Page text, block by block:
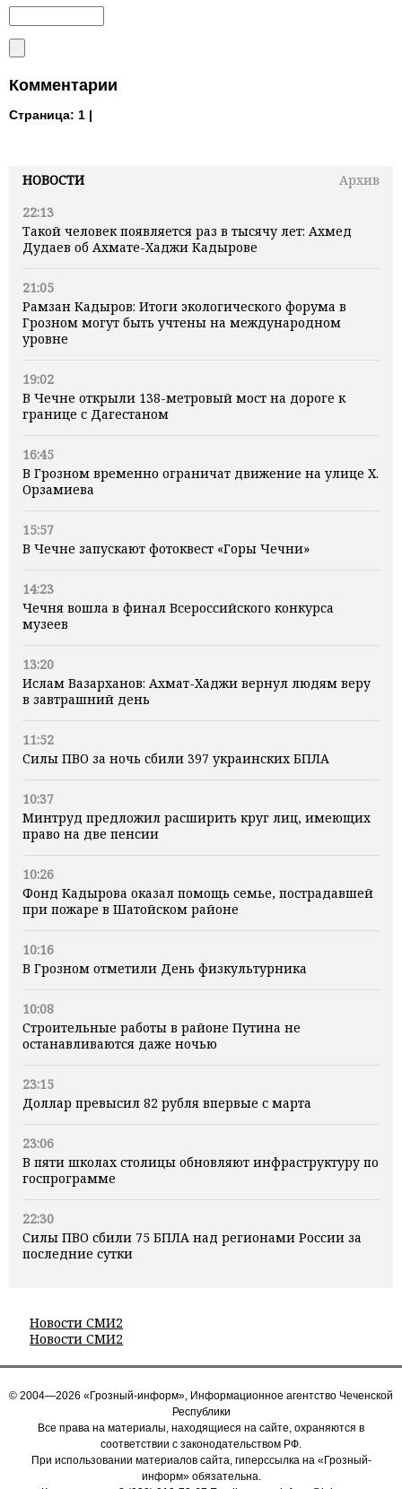
НОВОСТИ
Архив
22:13
Такой человек появляется раз в тысячу лет: Ахмед
Дудаев об Ахмате-Хаджи Кадырове
21:05
Рамзан Кадыров: Итоги экологического форума в
Грозном могут быть учтены на международном
уровне
19:02
В Чечне открыли 138-метровый мост на дороге к
границе с Дагестаном
16:45
В Грозном временно ограничат движение на улице Х.
Орзамиева
15:57
В Чечне запускают фотоквест «Горы Чечни»
14:23
Чечня вошла в финал Всероссийского конкурса
музеев
13:20
Ислам Вазарханов: Ахмат-Хаджи вернул людям веру
в завтрашний день
11:52
Силы ПВО за ночь сбили 397 украинских БПЛА
10:37
Минтруд предложил расширить круг лиц, имеющих
право на две пенсии
10:26
Фонд Кадырова оказал помощь семье, пострадавшей
при пожаре в Шатойском районе
10:16
В Грозном отметили День физкультурника
10:08
Строительные работы в районе Путина не
останавливаются даже ночью
23:15
Доллар превысил 82 рубля впервые с марта
23:06
В пяти школах столицы обновляют инфраструктуру по
госпрограмме
22:30
Силы ПВО сбили 75 БПЛА над регионами России за
последние сутки
Новости СМИ2
Новости СМИ2
Комментарии
Страница: 1 |
© 2004—2026 «Грозный-информ», Информационное агентство Чеченской
Республики
Все права на материалы, находящиеся на сайте, охраняются в
соответствии с законодательством РФ.
При использовании материалов сайта, гиперссылка на «Грозный-
информ» обязательна.